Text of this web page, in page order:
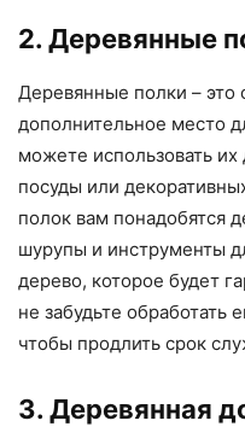
2. Деревянные
Деревянные полки – это
дополнительное место
можете использовать
посуды или
полок вам понадобятся
шурупы и инструменты
дерево, которое будет
не забудьте
чтобы продлить срок
3. Деревянная